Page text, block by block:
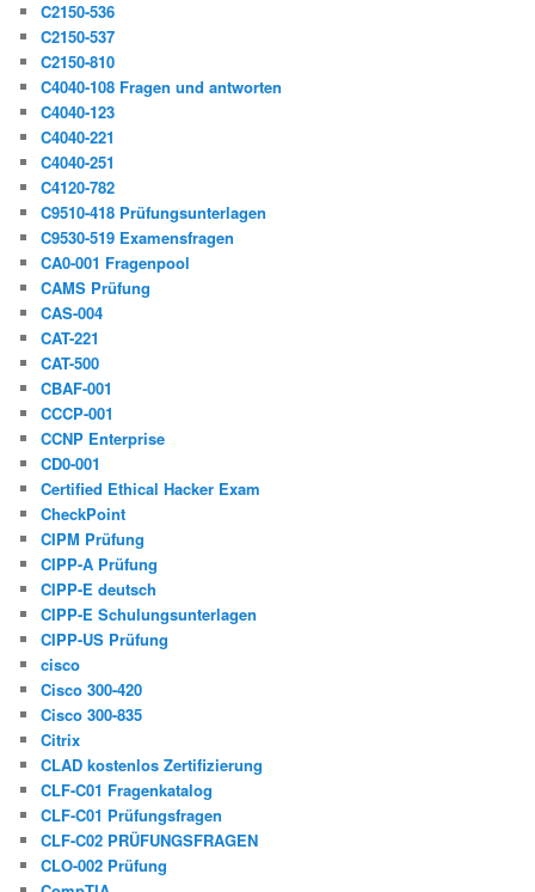
C2150-536
C2150-537
C2150-810
C4040-108 Fragen und antworten
C4040-123
C4040-221
C4040-251
C4120-782
C9510-418 Prüfungsunterlagen
C9530-519 Examensfragen
CA0-001 Fragenpool
CAMS Prüfung
CAS-004
CAT-221
CAT-500
CBAF-001
CCCP-001
CCNP Enterprise
CD0-001
Certified Ethical Hacker Exam
CheckPoint
CIPM Prüfung
CIPP-A Prüfung
CIPP-E deutsch
CIPP-E Schulungsunterlagen
CIPP-US Prüfung
cisco
Cisco 300-420
Cisco 300-835
Citrix
CLAD kostenlos Zertifizierung
CLF-C01 Fragenkatalog
CLF-C01 Prüfungsfragen
CLF-C02 PRÜFUNGSFRAGEN
CLO-002 Prüfung